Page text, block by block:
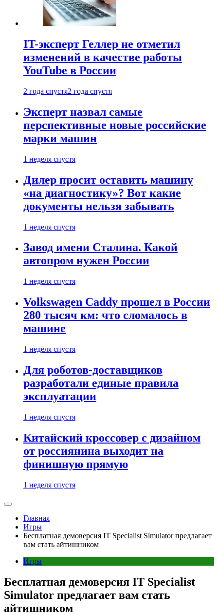
IT-эксперт Геллер не отметил
изменений в качестве работы
YouTube в России
2 года спустя2 года спустя
Эксперт назвал самые
перспективные новые российские
марки машин
1 неделя спустя
Дилер просит оставить машину
«на диагностику»? Вот какие
документы нельзя забывать
1 неделя спустя
Завод имени Сталина. Какой
автопром нужен России
1 неделя спустя
Volkswagen Caddy прошел в России
280 тысяч км: что сломалось в
машине
1 неделя спустя
Для роботов-доставщиков
разработали единые правила
эксплуатации
1 неделя спустя
Китайский кроссовер с дизайном
от россиянина выходит на
финишную прямую
1 неделя спустя
Главная
Игры
Бесплатная демоверсия IT Specialist Simulator предлагает
вам стать айтишником
Игры
Бесплатная демоверсия IT Specialist
Simulator предлагает вам стать
айтишником